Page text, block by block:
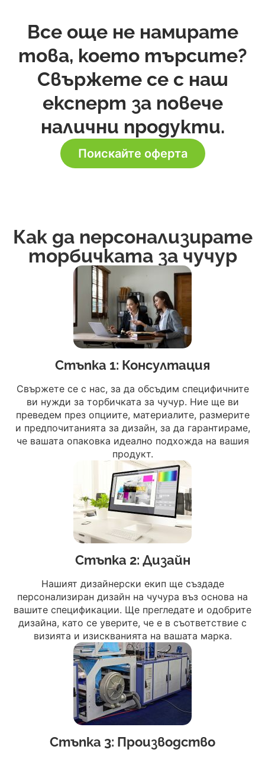
Все още не намирате
това, което търсите?
Свържете се с наш
експерт за повече
налични продукти.
Поискайте оферта
Как да персонализирате
торбичката за чучур
Стъпка 1: Консултация
Свържете се с нас, за да обсъдим специфичните
ви нужди за торбичката за чучур. Ние ще ви
преведем през опциите, материалите, размерите
и предпочитанията за дизайн, за да гарантираме,
че вашата опаковка идеално подхожда на вашия
продукт.
Стъпка 2: Дизайн
Нашият дизайнерски екип ще създаде
персонализиран дизайн на чучура въз основа на
вашите спецификации. Ще прегледате и одобрите
дизайна, като се уверите, че е в съответствие с
визията и изискванията на вашата марка.
Стъпка 3: Производство